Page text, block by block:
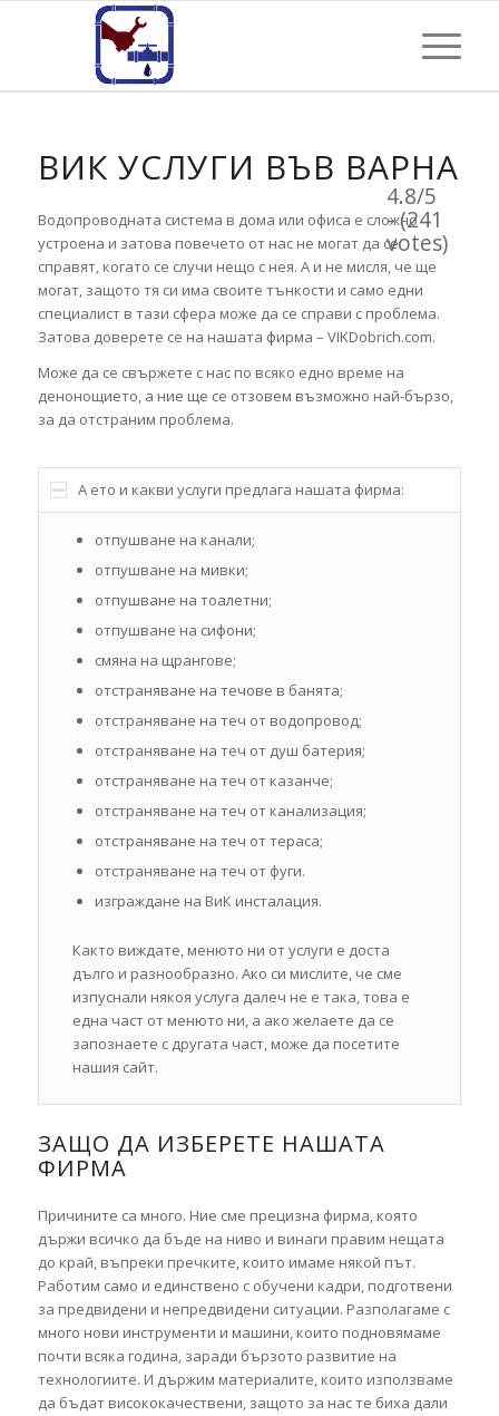
ВИК УСЛУГИ ВЪВ ВАРНА
Водопроводната система в дома или офиса е сложно
устроена и затова повечето от нас не могат да се
справят, когато се случи нещо с нея. А и не мисля, че ще
могат, защото тя си има своите тънкости и само едни
специалист в тази сфера може да се справи с проблема.
Затова доверете се на нашата фирма – VIKDobrich.com.
Може да се свържете с нас по всяко едно време на
денонощието, а ние ще се отзовем възможно най-бързо,
за да отстраним проблема.
А ето и какви услуги предлага нашата фирма:
отпушване на канали;
отпушване на мивки;
отпушване на тоалетни;
отпушване на сифони;
смяна на щрангове;
отстраняване на течове в банята;
отстраняване на теч от водопровод;
отстраняване на теч от душ батерия;
отстраняване на теч от казанче;
отстраняване на теч от канализация;
отстраняване на теч от тераса;
отстраняване на теч от фуги.
изграждане на ВиК инсталация.
Както виждате, менюто ни от услуги е доста
дълго и разнообразно. Ако си мислите, че сме
изпуснали някоя услуга далеч не е така, това е
една част от менюто ни, а ако желаете да се
запознаете с другата част, може да посетите
нашия сайт.
ЗАЩО ДА ИЗБЕРЕТЕ НАШАТА
ФИРМА
Причините са много. Ние сме прецизна фирма, която
държи всичко да бъде на ниво и винаги правим нещата
до край, въпреки пречките, които имаме някой път.
Работим само и единствено с обучени кадри, подготвени
за предвидени и непредвидени ситуации. Разполагаме с
много нови инструменти и машини, които подновямаме
почти всяка година, заради бързото развитие на
технологиите. И държим материалите, които използваме
да бъдат висококачествени, защото за нас те биха дали
4.8/5
- (241
votes)